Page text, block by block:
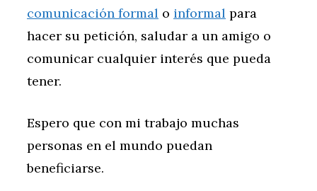
comunicación formal o informal para
hacer su petición, saludar a un amigo o
comunicar cualquier interés que pueda
tener.
Espero que con mi trabajo muchas
personas en el mundo puedan
beneficiarse.